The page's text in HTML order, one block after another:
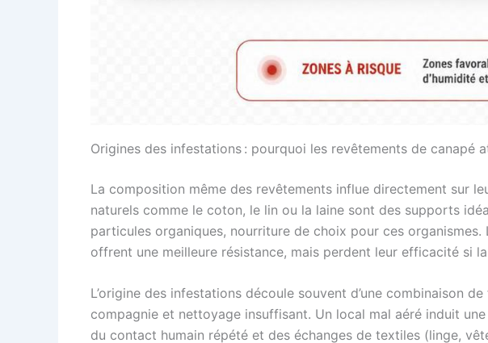
Origines des infestations : pourquoi les revêtements de canapé
La composition même des revêtements influe directement sur
naturels comme le coton, le lin ou la laine sont des supports
particules organiques, nourriture de choix pour ces
offrent une meilleure résistance, mais perdent leur efficacité si
L’origine des infestations découle souvent d’une combinaison
compagnie et nettoyage insuffisant. Un local mal aéré induit
du contact humain répété et des échanges de textiles (linge,